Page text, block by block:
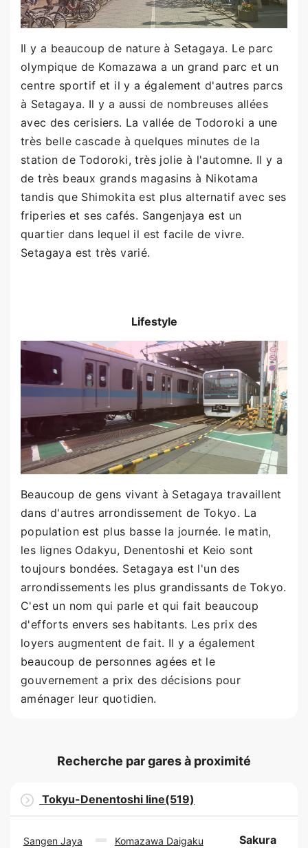
Il y a beaucoup de nature à Setagaya. Le parc
olympique de Komazawa a un grand parc et un
centre sportif et il y a également d'autres parcs
à Setagaya. Il y a aussi de nombreuses allées
avec des cerisiers. La vallée de Todoroki a une
très belle cascade à quelques minutes de la
station de Todoroki, très jolie à l'automne. Il y a
de très beaux grands magasins à Nikotama
tandis que Shimokita est plus alternatif avec ses
friperies et ses cafés. Sangenjaya est un
quartier dans lequel il est facile de vivre.
Setagaya est très varié.
Lifestyle
Beaucoup de gens vivant à Setagaya travaillent
dans d'autres arrondissement de Tokyo. La
population est plus basse la journée. le matin,
les lignes Odakyu, Denentoshi et Keio sont
toujours bondées. Setagaya est l'un des
arrondissements les plus grandissants de Tokyo.
C'est un nom qui parle et qui fait beaucoup
d'efforts envers ses habitants. Les prix des
loyers augmentent de fait. Il y a également
beaucoup de personnes agées et le
gouvernement a prix des décisions pour
aménager leur quotidien.
Recherche par gares à proximité
Tokyu-Denentoshi line(519)
Sangen Jaya Komazawa Daigaku
Sakura